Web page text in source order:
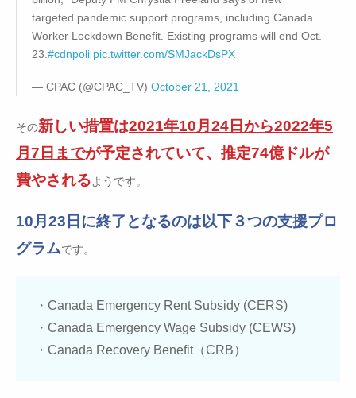
targeted pandemic support programs, including Canada
Worker Lockdown Benefit. Existing programs will end Oct.
23. #cdnpoli pic.twitter.com/SMJackDsPX
— CPAC (@CPAC_TV) October 21, 2021
その新しい措置は2021年10月24日から2022年5
月7日までが予定されていて、推定74億ドルが
費やされるようです。
10月23日に終了となるのは以下３つの支援プロ
グラムです。
・Canada Emergency Rent Subsidy (CERS)
・Canada Emergency Wage Subsidy (CEWS)
・Canada Recovery Benefit（CRB）